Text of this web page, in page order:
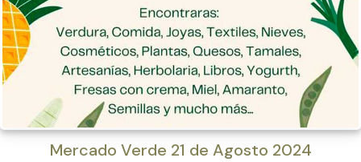
Mercado Verde 21 de Agosto 2024